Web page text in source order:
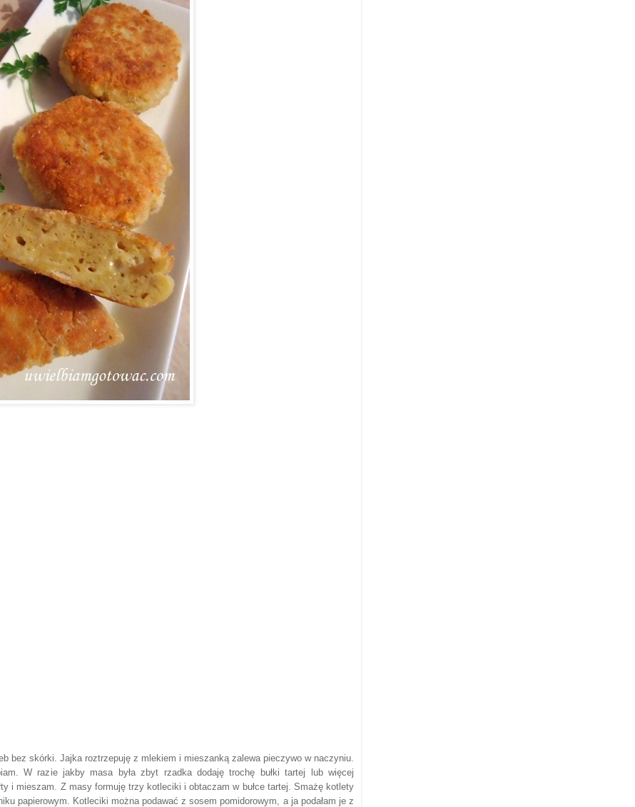
bez skórki. Jajka roztrzepuję z mlekiem i mieszanką zalewa pieczywo w naczyniu.
W razie jakby masa była zbyt rzadka dodaję trochę bułki tartej lub więcej
i mieszam. Z masy formuję trzy kotleciki i obtaczam w bułce tartej. Smażę kotlety
papierowym. Kotleciki można podawać z sosem pomidorowym, a ja podałam je z